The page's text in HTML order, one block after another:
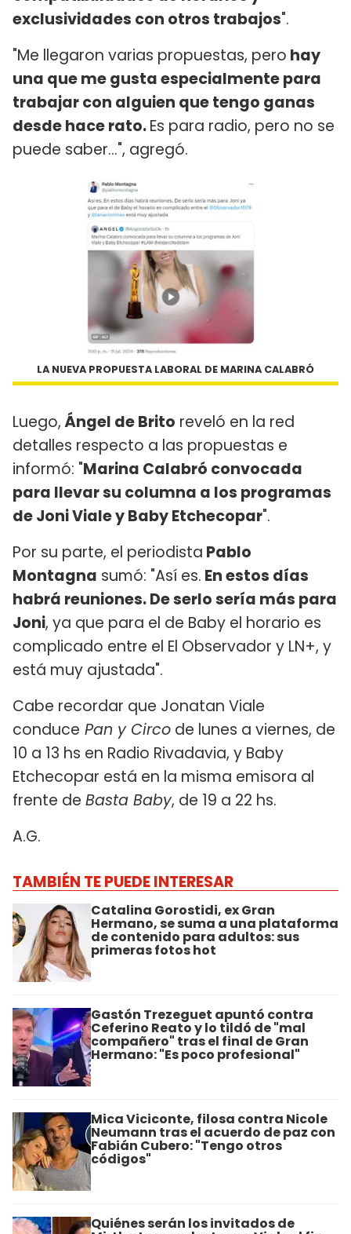
exclusividades con otros trabajos".
"Me llegaron varias propuestas, pero hay
una que me gusta especialmente para
trabajar con alguien que tengo ganas
desde hace rato.Es para radio, pero no se
puede saber...", agregó.
LA NUEVA PROPUESTA LABORAL DE MARINA CALABRÓ
Luego,Ángel de Brito reveló en la red
detalles respecto a las propuestas e
informó: "Marina Calabró convocada
para llevar su columna a los programas
de Joni Viale y Baby Etchecopar".
Por su parte, el periodista Pablo
Montagna sumó: "Así es. En estos días
habrá reuniones. De serlo sería más para
Joni, ya que para el de Baby el horario es
complicado entre el El Observador y LN+, y
está muy ajustada".
Cabe recordar que Jonatan Viale
conduce Pan y Circo de lunes a viernes, de
10 a 13 hs en Radio Rivadavia, y Baby
Etchecopar está en la misma emisora al
frente de Basta Baby, de 19 a 22 hs.
A.G.
TAMBIÉN TE PUEDE INTERESAR
Catalina Gorostidi, ex Gran
Hermano, se suma a una plataforma
de contenido para adultos: sus
primeras fotos hot
Gastón Trezeguet apuntó contra
Ceferino Reato y lo tildó de "mal
compañero" tras el final de Gran
Hermano: "Es poco profesional"
Mica Viciconte, filosa contra Nicole
Neumann tras el acuerdo de paz con
Fabián Cubero: "Tengo otros
códigos"
Quiénes serán los invitados de